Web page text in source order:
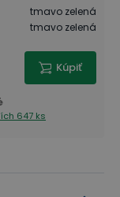
tmavo zelená
tmavo zelená
Kúpiť
647 ks